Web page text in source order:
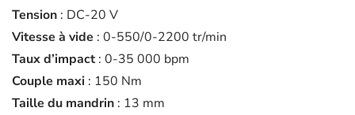
Tension : DC-20 V
Vitesse à vide : 0-550/0-2200 tr/min
Taux d’impact : 0-35 000 bpm
Couple maxi : 150 Nm
Taille du mandrin : 13 mm